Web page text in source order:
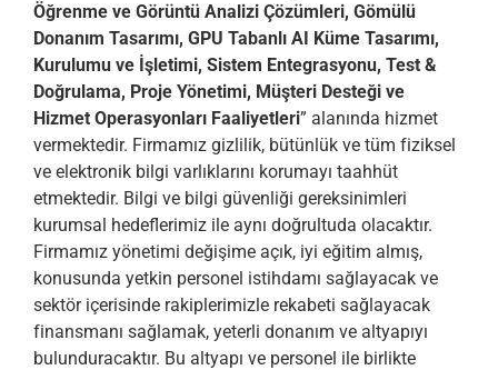
Öğrenme ve Görüntü Analizi Çözümleri, Gömülü
Donanım Tasarımı, GPU Tabanlı AI Küme Tasarımı,
Kurulumu ve İşletimi, Sistem Entegrasyonu, Test &
Doğrulama, Proje Yönetimi, Müşteri Desteği ve
Hizmet Operasyonları Faaliyetleri” alanında hizmet
vermektedir. Firmamız gizlilik, bütünlük ve tüm fiziksel
ve elektronik bilgi varlıklarını korumayı taahhüt
etmektedir. Bilgi ve bilgi güvenliği gereksinimleri
kurumsal hedeflerimiz ile aynı doğrultuda olacaktır.
Firmamız yönetimi değişime açık, iyi eğitim almış,
konusunda yetkin personel istihdamı sağlayacak ve
sektör içerisinde rakiplerimizle rekabeti sağlayacak
finansmanı sağlamak, yeterli donanım ve altyapıyı
bulunduracaktır. Bu altyapı ve personel ile birlikte